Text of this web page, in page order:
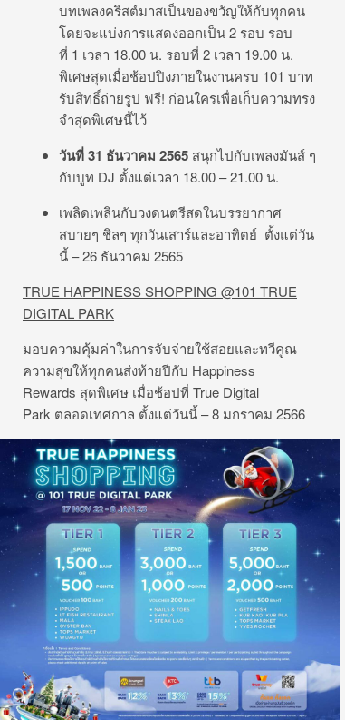
บทเพลงคริสต์มาสเป็นของขวัญให้กับทุกคน
โดยจะแบ่งการแสดงออกเป็น 2 รอบ รอบ
ที่ 1 เวลา 18.00 น. รอบที่ 2 เวลา 19.00 น.
พิเศษสุดเมื่อช้อปปิงภายในงานครบ 101 บาท
รับสิทธิ์ถ่ายรูป ฟรี! ก่อนใครเพื่อเก็บความทรง
จำสุดพิเศษนี้ไว้
วันที่31 ธันวาคม 2565 สนุกไปกับเพลงมันส์ ๆ
กับบูท DJ ตั้งแต่เวลา 18.00 – 21.00 น.
เพลิดเพลินกับวงดนตรีสดในบรรยากาศ
สบายๆ ชิลๆ ทุกวันเสาร์และอาทิตย์ ตั้งแต่วัน
นี้ – 26 ธันวาคม 2565
TRUE HAPPINESS SHOPPING @101 TRUE
DIGITAL PARK
มอบความคุ้มค่าในการจับจ่ายใช้สอยและทวีคูณ
ความสุขให้ทุกคนส่งท้ายปีกับ Happiness
Rewards สุดพิเศษ เมื่อช้อปที่ True Digital
Park ตลอดเทศกาล ตั้งแต่วันนี้ – 8 มกราคม 2566